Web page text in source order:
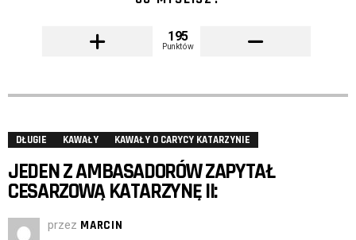
195
Punktów
DŁUGIE KAWAŁY KAWAŁY O CARYCY KATARZYNIE
JEDEN Z AMBASADORÓW ZAPYTAŁ
CESARZOWĄ KATARZYNĘ II:
przez MARCIN